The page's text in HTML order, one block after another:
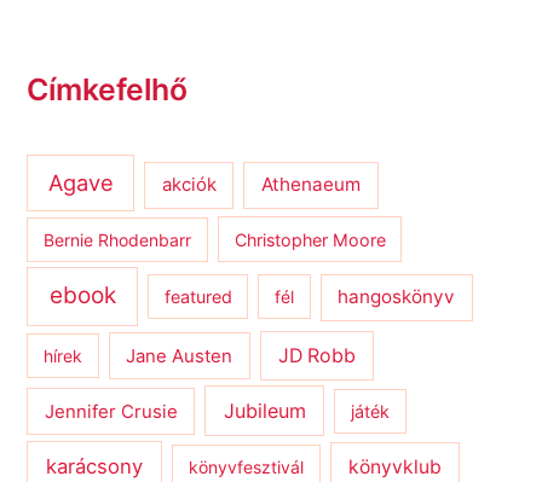
Címkefelhő
Agave akciók Athenaeum
Bernie Rhodenbarr Christopher Moore
ebook featured fél hangoskönyv
hírek Jane Austen JD Robb
Jennifer Crusie Jubileum játék
karácsony könyvfesztivál könyvklub